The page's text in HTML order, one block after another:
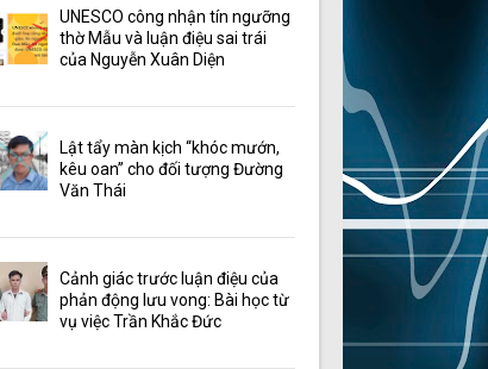
UNESCO công nhận tín ngưỡng
thờ Mẫu và luận điệu sai trái
của Nguyễn Xuân Diện
Lật tẩy màn kịch “khóc mướn,
kêu oan” cho đối tượng Đường
Văn Thái
Cảnh giác trước luận điệu của
phản động lưu vong: Bài học từ
vụ việc Trần Khắc Đức